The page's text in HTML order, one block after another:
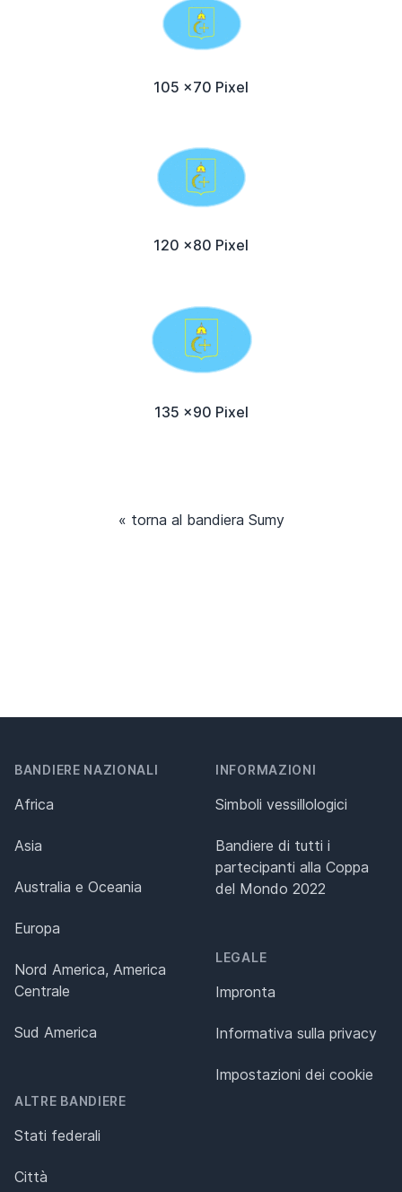
105 x70 Pixel
120 x80 Pixel
135 x90 Pixel
« torna al bandiera Sumy
BANDIERE NAZIONALI
Africa
Asia
Australia e Oceania
Europa
Nord America, America
Centrale
Sud America
ALTRE BANDIERE
Stati federali
Città
INFORMAZIONI
Simboli vessillologici
Bandiere di tutti i
partecipanti alla Coppa
del Mondo 2022
LEGALE
Impronta
Informativa sulla privacy
Impostazioni dei cookie